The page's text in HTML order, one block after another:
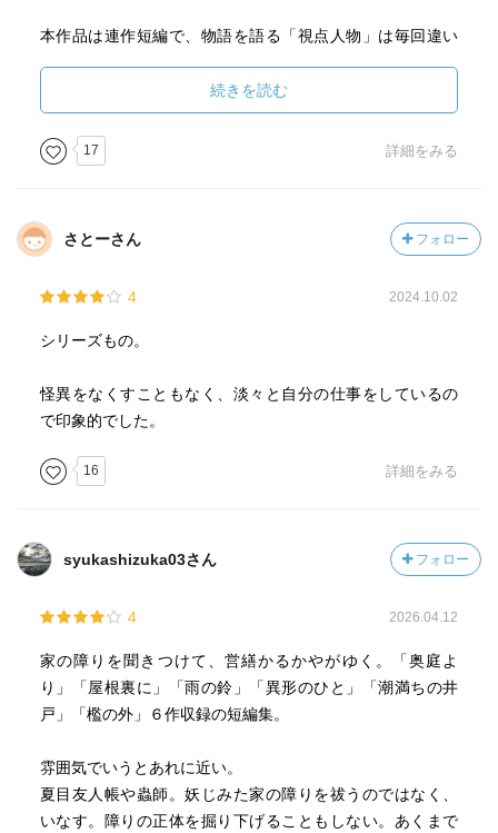
本作品は連作短編で、物語を語る「視点人物」は毎回違い
リと出てきて、「障り」を鮮やかに解決していく。主役の
他にも、チラチラと登場するレギュラーメンバーが数人い
るのですが、個性はちゃんと紹介されているのに多くは語
られていなくて、彼らの日常をもっと知りたくなります。
家の修理をする営繕さんが主役なので、どの短編も、
古い家を、実家だったり血縁だったりたまたま借り受けた
りして「家を継いだ」人たちが、古いがゆえに発生する
れることが多くありました。
継ぐということは、良いことも悪いことも、諸々を受容し
たいなことを。
実は私も「実家の空家問題」を抱えているところで、その
か、などと、本書に出てくる人たちにどこか共感する部分
が多くて、そんな意味でも刺さる作品でした。
ところで、本書所収の「異形のひと」の終盤に出てくる
「大きな木箱」が何なのか、説明が無いままでめちゃくち
ゃ気になっております。「分からない」「想像だけが膨ら
む」って、怖いですね。でも、そういうものを懐に入れた
と思います。
最後に一つ。
続きを読む
17 詳細をみる
さとーさん フォロー
4 2024.10.02
シリーズもの。
怪異をなくすこともなく、淡々と自分の仕事をしているの
で印象的でした。
16 詳細をみる
syukashizuka03さん フォロー
4 2026.04.12
家の障りを聞きつけて、営繕かるかやがゆく。「奥庭よ
り」「屋根裏に」「雨の鈴」「異形のひと」「潮満ちの井
戸」「檻の外」６作収録の短編集。
雰囲気でいうとあれに近い。
夏目友人帳や蟲師。妖じみた家の障りを祓うのではなく、
いなす。障りの正体を掘り下げることもしない。あくまで